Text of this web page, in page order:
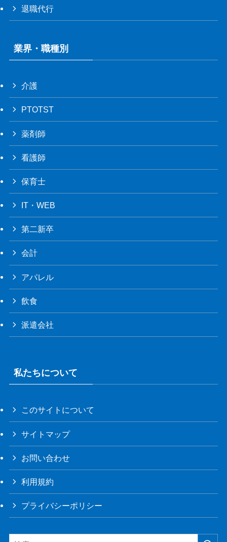
退職代行
業界・職種別
介護
PTOTST
薬剤師
看護師
保育士
IT・WEB
第二新卒
会計
アパレル
飲食
派遣会社
私たちについて
このサイトについて
サイトマップ
お問い合わせ
利用規約
プライバシーポリシー